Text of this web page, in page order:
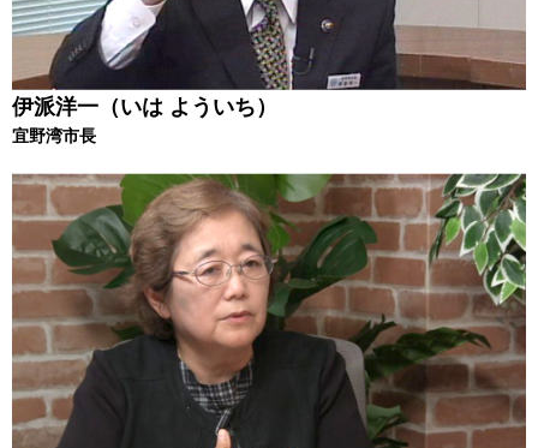
伊派洋一（いは よういち）
宜野湾市長